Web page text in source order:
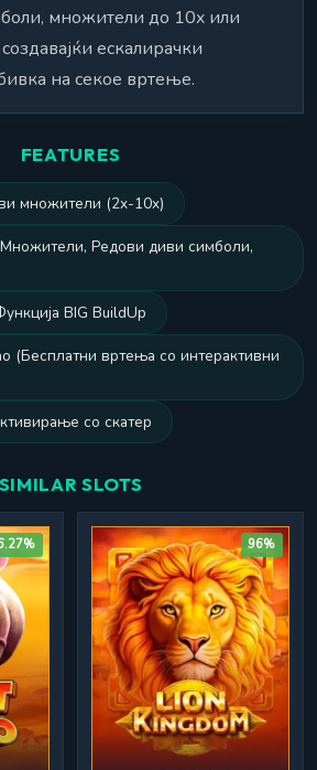
множители до 10x или
ескалирачки
на секое вртење.
FEATURES
множители (2x-10x)
Редови диви симболи,
BIG BuildUp
(Бесплатни вртења со интерактивни
со скатер
SIMILAR SLOTS
96%